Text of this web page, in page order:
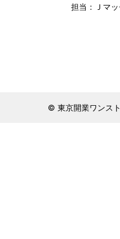
担当：Ｊマ
© 東京開業ワンス